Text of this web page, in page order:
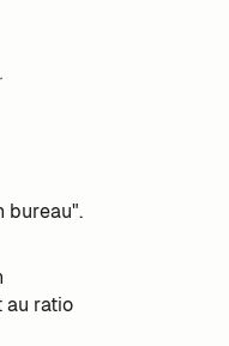
bureau".
au ratio